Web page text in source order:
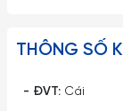
THÔNG SỐ
- ĐVT: Cái